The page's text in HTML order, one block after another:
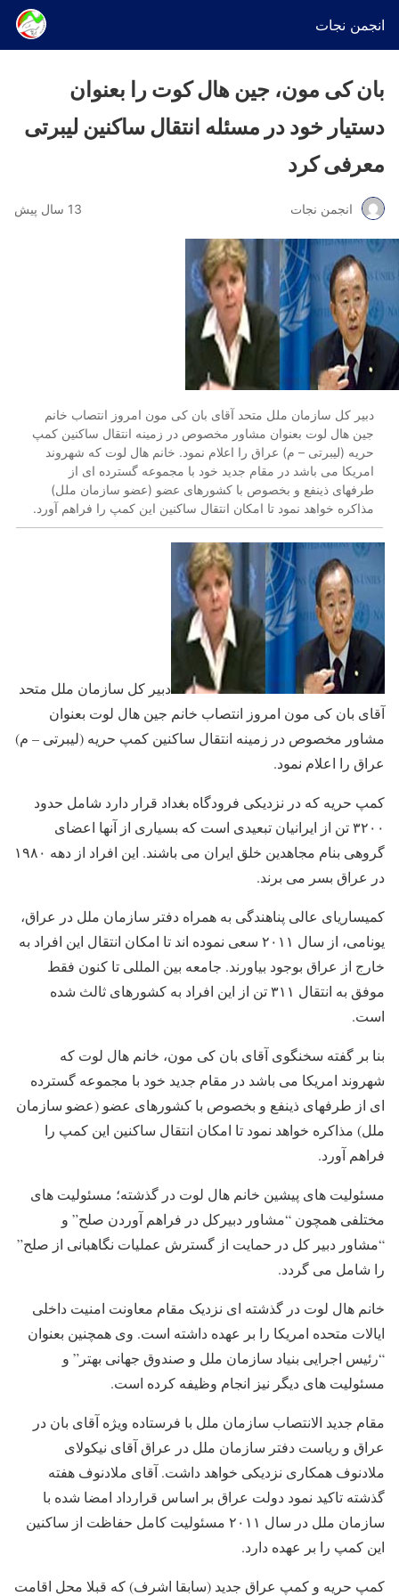
انجمن نجات
بان کی مون، جین هال کوت را بعنوان
دستیار خود در مسئله انتقال ساکنین لیبرتی
معرفی کرد
انجمن نجات 13 سال پیش
دبیر کل سازمان ملل متحد آقای بان کی مون امروز انتصاب خانم
جین هال لوت بعنوان مشاور مخصوص در زمینه انتقال ساکنین کمپ
حریه (لیبرتی – م) عراق را اعلام نمود. خانم هال لوت که شهروند
امریکا می باشد در مقام جدید خود با مجموعه گسترده ای از
طرفهای ذینفع و بخصوص با کشورهای عضو (عضو سازمان ملل)
مذاکره خواهد نمود تا امکان انتقال ساکنین این کمپ را فراهم آورد.
دبیر کل سازمان ملل متحد
آقای بان کی مون امروز انتصاب خانم جین هال لوت بعنوان
مشاور مخصوص در زمینه انتقال ساکنین کمپ حریه (لیبرتی – م)
عراق را اعلام نمود.
کمپ حریه که در نزدیکی فرودگاه بغداد قرار دارد شامل حدود
۳۲۰۰ تن از ایرانیان تبعیدی است که بسیاری از آنها اعضای
گروهی بنام مجاهدین خلق ایران می باشند. این افراد از دهه ۱۹۸۰
در عراق بسر می برند.
کمیساریای عالی پناهندگی به همراه دفتر سازمان ملل در عراق،
یونامی، از سال ۲۰۱۱ سعی نموده اند تا امکان انتقال این افراد به
خارج از عراق بوجود بیاورند. جامعه بین المللی تا کنون فقط
موفق به انتقال ۳۱۱ تن از این افراد به کشورهای ثالث شده
است.
بنا بر گفته سخنگوی آقای بان کی مون، خانم هال لوت که
شهروند امریکا می باشد در مقام جدید خود با مجموعه گسترده
ای از طرفهای ذینفع و بخصوص با کشورهای عضو (عضو سازمان
ملل) مذاکره خواهد نمود تا امکان انتقال ساکنین این کمپ را
فراهم آورد.
مسئولیت های پیشین خانم هال لوت در گذشته؛ مسئولیت های
مختلفی همچون “مشاور دبیرکل در فراهم آوردن صلح” و
“مشاور دبیر کل در حمایت از گسترش عملیات نگاهبانی از صلح”
را شامل می گردد.
خانم هال لوت در گذشته ای نزدیک مقام معاونت امنیت داخلی
ایالات متحده امریکا را بر عهده داشته است. وی همچنین بعنوان
“رئیس اجرایی بنیاد سازمان ملل و صندوق جهانی بهتر” و
مسئولیت های دیگر نیز انجام وظیفه کرده است.
مقام جدید الانتصاب سازمان ملل با فرستاده ویژه آقای بان در
عراق و ریاست دفتر سازمان ملل در عراق آقای نیکولای
ملادنوف همکاری نزدیکی خواهد داشت. آقای ملادنوف هفته
گذشته تاکید نمود دولت عراق بر اساس قرارداد امضا شده با
سازمان ملل در سال ۲۰۱۱ مسئولیت کامل حفاظت از ساکنین
این کمپ را بر عهده دارد.
کمپ حریه و کمپ عراق جدید (سابقا اشرف) که قبلا محل اقامت